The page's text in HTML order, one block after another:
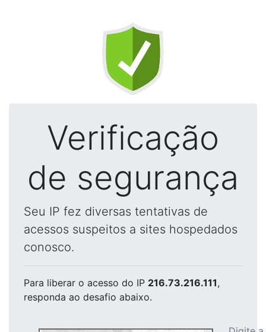
Verificação
de segurança
Seu IP fez diversas tentativas de
acessos suspeitos a sites hospedados
conosco.
Para liberar o acesso do IP 216.73.216.111,
responda ao desafio abaixo.